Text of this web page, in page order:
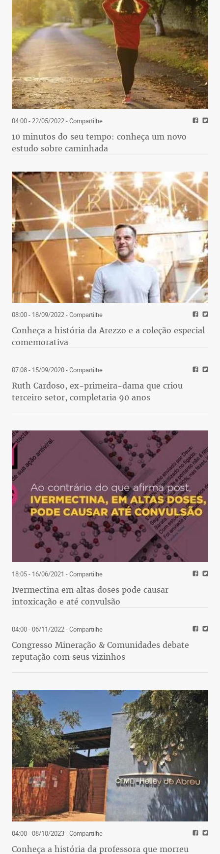
04:00 - 22/05/2022- Compartilhe
10 minutos do seu tempo: conheça um novo
estudo sobre caminhada
08:00 - 18/09/2022- Compartilhe
Conheça a história da Arezzo e a coleção especial
comemorativa
07:08 - 15/09/2020- Compartilhe
Ruth Cardoso, ex-primeira-dama que criou
terceiro setor, completaria 90 anos
18:05 - 16/06/2021 - Compartilhe
Ivermectina em altas doses pode causar
intoxicação e até convulsão
04:00 - 06/11/2022- Compartilhe
Congresso Mineração & Comunidades debate
reputação com seus vizinhos
04:00 - 08/10/2023- Compartilhe
Conheça a história da professora que morreu